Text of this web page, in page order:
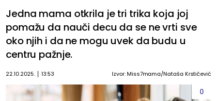
Jedna mama otkrila je tri trika koja joj
pomažu da nauči decu da se ne vrti sve
oko njih i da ne mogu uvek da budu u
centru pažnje.
22.10.2025. 13:53 Izvor: Miss7mama/Nataša Krstičević
0